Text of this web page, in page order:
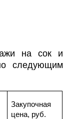
на сок и
следующим
Закупочная
цена, руб.